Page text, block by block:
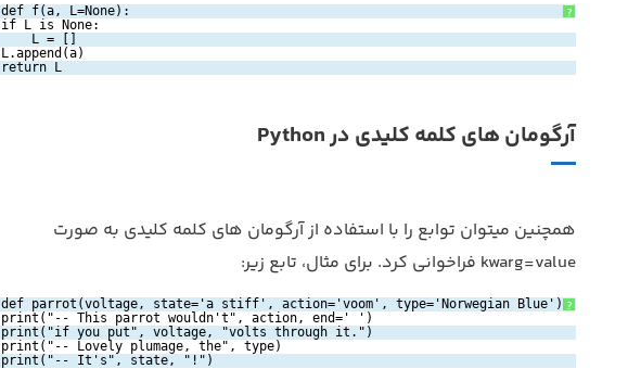
?
def f(a, L=None):
if L is None:
L = []
L.append(a)
return L
آرگومان های کلمه کلیدی در Python
همچنین میتوان توابع را با استفاده از آرگومان های کلمه کلیدی به صورت
kwarg=value فراخوانی کرد. برای مثال، تابع زیر:
?
def parrot(voltage, state='a stiff', action='voom', type='Norwegian Blue'):
print("-- This parrot wouldn't", action, end=' ')
print("if you put", voltage, "volts through it.")
print("-- Lovely plumage, the", type)
print("-- It's", state, "!")